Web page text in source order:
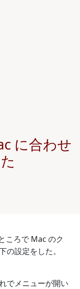
に合わせ
ころで Mac のク
の設定をした。
でメニューが開い